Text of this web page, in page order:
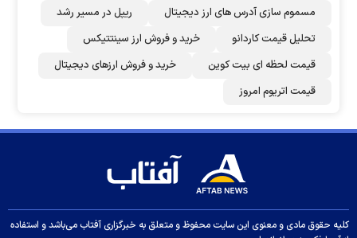
مسموم سازی آدرس های ارز دیجیتال
ریپل در مسیر رشد
تحلیل قیمت کاردانو
خرید و فروش ارز سینتتیکس
قیمت لحظه ای بیت کوین
خرید و فروش ارزهای دیجیتال
قیمت اتریوم امروز
کلیه حقوق مادی و معنوی این سایت محفوظ و متعلق به خبرگزاری آفتاب می‌باشد و استفاده